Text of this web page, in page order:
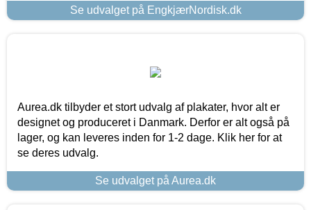
Se udvalget på EngkjærNordisk.dk
Aurea.dk tilbyder et stort udvalg af plakater, hvor alt er
designet og produceret i Danmark. Derfor er alt også på
lager, og kan leveres inden for 1-2 dage. Klik her for at
se deres udvalg.
Se udvalget på Aurea.dk